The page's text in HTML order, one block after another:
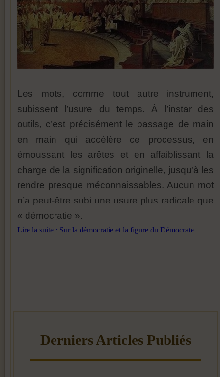
Les mots, comme tout autre instrument,
subissent l’usure du temps. À l’instar des
outils, c’est précisément le passage de main
en main qui accélère ce processus, en
émoussant les arêtes et en affaiblissant la
charge de la signification originelle, jusqu’à les
rendre presque méconnaissables. Aucun mot
n’a peut-être subi une usure plus radicale que
« démocratie ».
Lire la suite : Sur la démocratie et la figure du Démocrate